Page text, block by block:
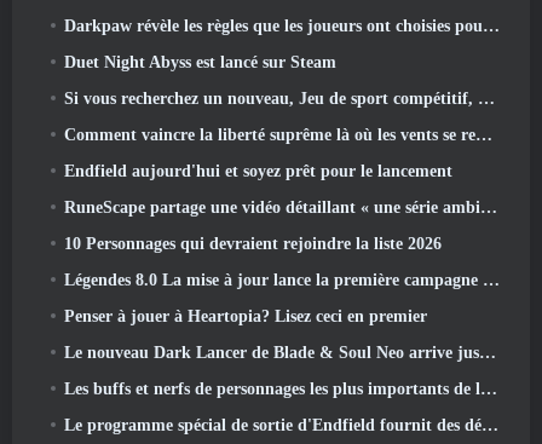
Darkpaw révèle les règles que les joueurs ont choisies pour le prochain serveur Frostreaver d'EverQuest
Duet Night Abyss est lancé sur Steam
Si vous recherchez un nouveau, Jeu de sport compétitif, Le test bêta fermé du football freestyle 2 est en route
Comment vaincre la liberté suprême là où les vents se rencontrent
Endfield aujourd'hui et soyez prêt pour le lancement
RuneScape partage une vidéo détaillant « une série ambitieuse de mises à jour de contenu »
10 Personnages qui devraient rejoindre la liste 2026
Légendes 8.0 La mise à jour lance la première campagne de 2026
Penser à jouer à Heartopia? Lisez ceci en premier
Le nouveau Dark Lancer de Blade & Soul Neo arrive juste à temps pour le premier anniversaire
Les buffs et nerfs de personnages les plus importants de la saison 6
Le programme spécial de sortie d'Endfield fournit des détails sur le système de monétisation du jeu